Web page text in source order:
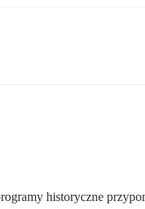
historyczne